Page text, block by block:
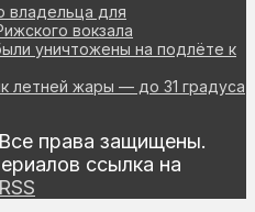
владельца для
вокзала
уничтожены на подлёте к
летней жары — до 31 градуса
права защищены.
ссылка на
RSS